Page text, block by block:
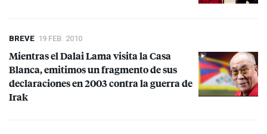
BREVE 19 FEB. 2010
Mientras el Dalai Lama visita la Casa
Blanca, emitimos un fragmento de sus
declaraciones en 2003 contra la guerra de
Irak